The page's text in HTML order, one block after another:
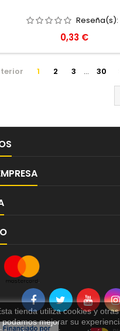
Reseña(s):
Precio
0,33 €
1 2 3 … 30
tienda utiliza cookies y
podamos mejorar su